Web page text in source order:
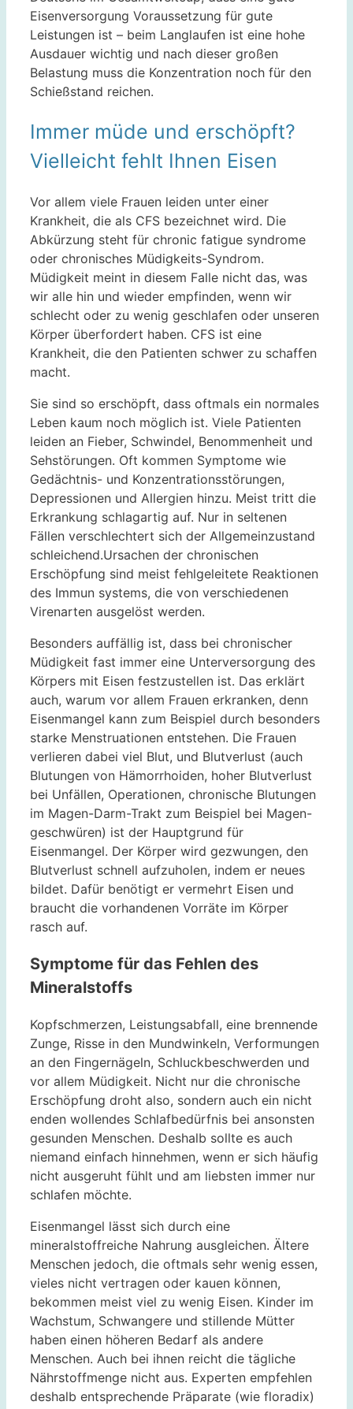
Eisenversorgung Voraussetzung für gute
Leistungen ist – beim Langlaufen ist eine hohe
Ausdauer wichtig und nach dieser großen
Belastung muss die Konzentration noch für den
Schießstand reichen.
Immer müde und erschöpft?
Vielleicht fehlt Ihnen Eisen
Vor allem viele Frauen leiden unter einer
Krankheit, die als CFS bezeichnet wird. Die
Abkürzung steht für chronic fatigue syndrome
oder chronisches Müdigkeits-Syndrom.
Müdigkeit meint in diesem Falle nicht das, was
wir alle hin und wieder empfinden, wenn wir
schlecht oder zu wenig geschlafen oder unseren
Körper überfordert haben. CFS ist eine
Krankheit, die den Patienten schwer zu schaffen
macht.
Sie sind so erschöpft, dass oftmals ein normales
Leben kaum noch möglich ist. Viele Patienten
leiden an Fieber, Schwindel, Benommenheit und
Sehstörungen. Oft kommen Symptome wie
Gedächtnis- und Konzentrationsstörungen,
Depressionen und Allergien hinzu. Meist tritt die
Erkrankung schlagartig auf. Nur in seltenen
Fällen verschlechtert sich der Allgemeinzustand
schleichend.Ursachen der chronischen
Erschöpfung sind meist fehlgeleitete Reaktionen
des Immun systems, die von verschiedenen
Virenarten ausgelöst werden.
Besonders auffällig ist, dass bei chronischer
Müdigkeit fast immer eine Unterversorgung des
Körpers mit Eisen festzustellen ist. Das erklärt
auch, warum vor allem Frauen erkranken, denn
Eisenmangel kann zum Beispiel durch besonders
starke Menstruationen entstehen. Die Frauen
verlieren dabei viel Blut, und Blutverlust (auch
Blutungen von Hämorrhoiden, hoher Blutverlust
bei Unfällen, Operationen, chronische Blutungen
im Magen-Darm-Trakt zum Beispiel bei Magen-
geschwüren) ist der Hauptgrund für
Eisenmangel. Der Körper wird gezwungen, den
Blutverlust schnell aufzuholen, indem er neues
bildet. Dafür benötigt er vermehrt Eisen und
braucht die vorhandenen Vorräte im Körper
rasch auf.
Symptome für das Fehlen des
Mineralstoffs
Kopfschmerzen, Leistungsabfall, eine brennende
Zunge, Risse in den Mundwinkeln, Verformungen
an den Fingernägeln, Schluckbeschwerden und
vor allem Müdigkeit. Nicht nur die chronische
Erschöpfung droht also, sondern auch ein nicht
enden wollendes Schlafbedürfnis bei ansonsten
gesunden Menschen. Deshalb sollte es auch
niemand einfach hinnehmen, wenn er sich häufig
nicht ausgeruht fühlt und am liebsten immer nur
schlafen möchte.
Eisenmangel lässt sich durch eine
mineralstoffreiche Nahrung ausgleichen. Ältere
Menschen jedoch, die oftmals sehr wenig essen,
vieles nicht vertragen oder kauen können,
bekommen meist viel zu wenig Eisen. Kinder im
Wachstum, Schwangere und stillende Mütter
haben einen höheren Bedarf als andere
Menschen. Auch bei ihnen reicht die tägliche
Nährstoffmenge nicht aus. Experten empfehlen
deshalb entsprechende Präparate (wie floradix)